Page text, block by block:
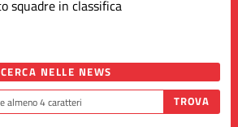
CERCA NELLE NEWS